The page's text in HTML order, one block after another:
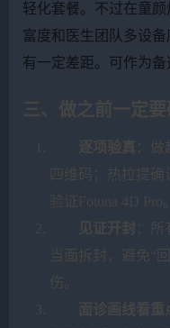
轻化套餐。不过在童
富度和医生团队多设
有一定差距。可作为备
三、做之前一定
逐项验真 ：
四维码；热拉提
验证Fotona 4D Pro。
见证开封 ：
当面拆封，避免“
伤。
面诊画线看重